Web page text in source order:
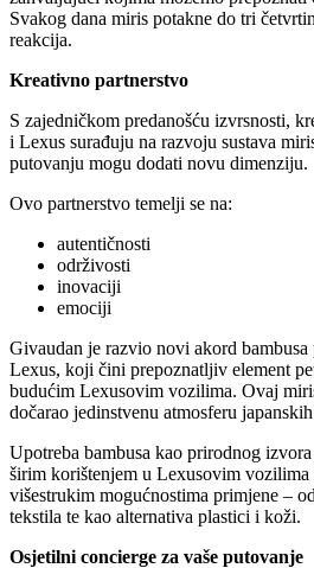
Svakog dana miris potakne do tri
reakcija.
Kreativno partnerstvo
S zajedničkom predanošću izvrsnosti,
i Lexus surađuju na razvoju sustava
putovanju mogu dodati novu dimenziju.
Ovo partnerstvo temelji se na:
autentičnosti
održivosti
inovaciji
emociji
Givaudan je razvio novi akord bambusa
Lexus, koji čini prepoznatljiv element
budućim Lexusovim vozilima. Ovaj
dočarao jedinstvenu atmosferu
Upotreba bambusa kao prirodnog
širim korištenjem u Lexusovim
višestrukim mogućnostima primjene –
tekstila te kao alternativa plastici i koži.
Osjetilni concierge za vaše putovanje